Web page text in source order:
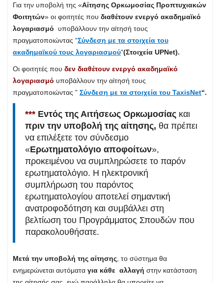
Για την υποβολή της «Αίτησης Ορκωμοσίας Προπτυχιακών
Φοιτητών» οι φοιτητές που διαθέτουν ενεργό ακαδημαϊκό
λογαριασμό υποβάλλουν την αίτησή τους
πραγματοποιώντας “Σύνδεση με τα στοιχεία του
ακαδημαϊκού τους λογαριασμού“(Στοιχεία UPNet).
Οι φοιτητές που δεν διαθέτουν ενεργό ακαδημαϊκό
λογαριασμό υποβάλλουν την αίτησή τους
πραγματοποιώντας ” Σύνδεση με τα στοιχεία του TaxisNet“.
*** Εντός της Αιτήσεως Ορκωμοσίας και
πριν την υποβολή της αίτησης, θα πρέπει
να επιλέξετε τον σύνδεσμο
«Ερωτηματολόγιο αποφοίτων»,
προκειμένου να συμπληρώσετε το παρόν
ερωτηματολόγιο. Η ηλεκτρονική
συμπλήρωση του παρόντος
ερωτηματολογίου αποτελεί σημαντική
ανατροφοδότηση και συμβάλλει στη
βελτίωση του Προγράμματος Σπουδών που
παρακολουθήσατε.
Μετά την υποβολή της αίτησης , το σύστημα θα
ενημερώνεται αυτόματα για κάθε αλλαγή στην κατάσταση